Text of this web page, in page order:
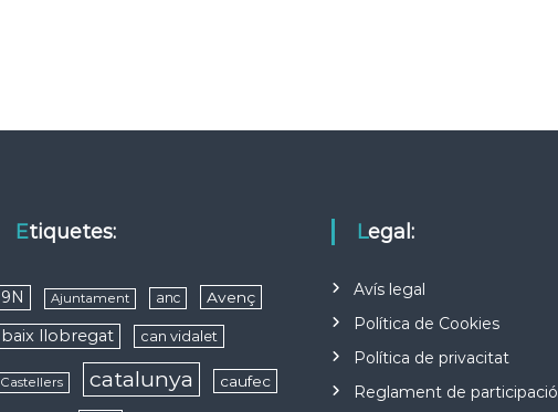
Etiquetes:
9N Ajuntament anc Avenç
baix llobregat can vidalet
Castellers catalunya caufec
Legal:
Avís legal
Política de Cookies
Política de privacitat
Reglament de participació